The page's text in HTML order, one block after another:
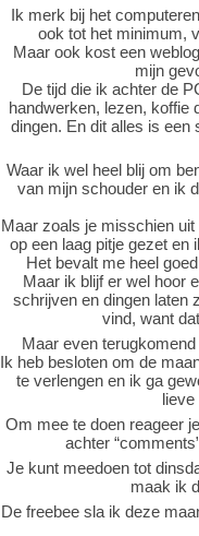
Ik merk bij het
ook tot het minimum,
Maar ook kost een
mijn
De tijd die ik achter de
handwerken, lezen, koffie
dingen. En dit alles is een
Waar ik wel heel blij om
van mijn schouder en ik
Maar zoals je misschien
op een laag pitje gezet en
Het bevalt me heel
Maar ik blijf er wel hoor
schrijven en dingen laten
vind, want
Maar even
Ik heb besloten om de
te verlengen en ik ga
lieve
Om mee te doen reageer
achter
Je kunt meedoen tot
maak ik
De freebee sla ik deze